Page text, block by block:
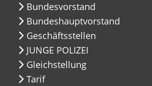
Bundesvorstand
Bundeshauptvorstand
Geschäftsstellen
JUNGE POLIZEI
Gleichstellung
Tarif